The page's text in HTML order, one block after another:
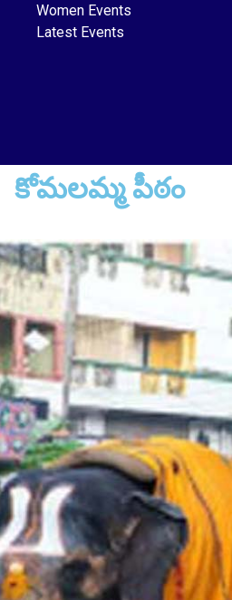
Women Events
Latest Events
కోమలమ్మ పీఠం